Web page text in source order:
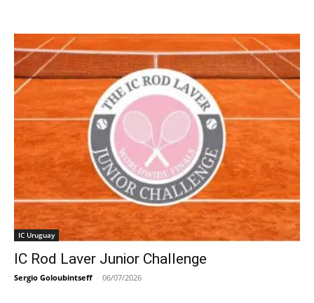
IC Uruguay
IC Rod Laver Junior Challenge
Sergio Goloubintseff - 06/07/2026